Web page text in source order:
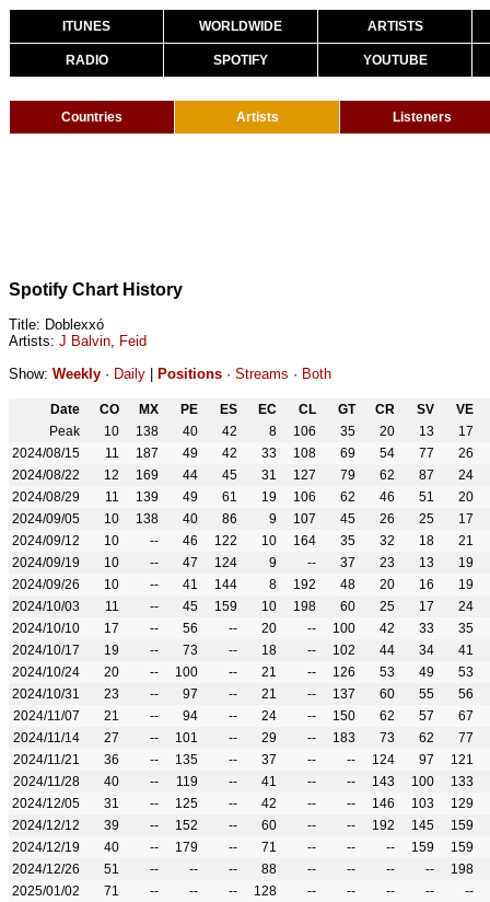
ITUNES WORLDWIDE ARTISTS
RADIO SPOTIFY YOUTUBE
Countries Artists Listeners
Spotify Chart History
Title: Doblexxó
Artists: J Balvin, Feid
Show: Weekly · Daily Positions · Streams · Both
Date CO MX PE ES EC CL GT CR SV
VE
Peak
10 138 40 42 8 106 35 20 13
17
2024/08/15
11 187 49 42 33 108 69 54 77
26
2024/08/22
12 169 44 45 31 127 79 62 87
24
2024/08/29
11 139 49 61 19 106 62 46 51
20
2024/09/05
10 138 40 86 9 107 45 26 25
17
2024/09/12
10 -- 46 122 10 164 35 32 18
21
2024/09/19
10 -- 47 124 9 -- 37 23 13
19
2024/09/26
10 -- 41 144 8 192 48 20 16
19
2024/10/03
11 -- 45 159 10 198 60 25 17
24
2024/10/10
17 -- 56 -- 20 -- 100 42 33
35
2024/10/17
19 -- 73 -- 18 -- 102 44 34
41
2024/10/24
20 -- 100 -- 21 -- 126 53 49
53
2024/10/31
23 -- 97 -- 21 -- 137 60 55
56
2024/11/07
21 -- 94 -- 24 -- 150 62 57
67
2024/11/14
27 -- 101 -- 29 -- 183 73 62
77
2024/11/21
36 -- 135 -- 37 -- -- 124 97
121
2024/11/28
40 -- 119 -- 41 -- -- 143 100
133
2024/12/05
31 -- 125 -- 42 -- -- 146 103
129
2024/12/12
39 -- 152 -- 60 -- -- 192 145
159
2024/12/19
40 -- 179 -- 71 -- -- -- 159
159
2024/12/26
51 -- -- -- 88 -- -- -- --
198
2025/01/02
71 -- -- -- 128 -- -- -- --
--